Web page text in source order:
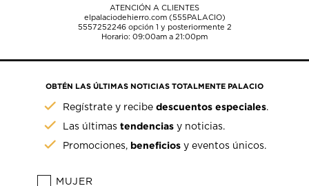
ATENCIÓN A CLIENTES
elpalaciodehierro.com (555PALACIO)
5557252246opción 1 y posteriormente 2
Horario: 09:00am a 21:00pm
OBTÉN LAS ÚLTIMAS NOTICIAS TOTALMENTE PALACIO
Regístrate y recibedescuentos especiales.
Las últimastendencias y noticias.
Promociones, beneficios y eventos únicos.
MUJER